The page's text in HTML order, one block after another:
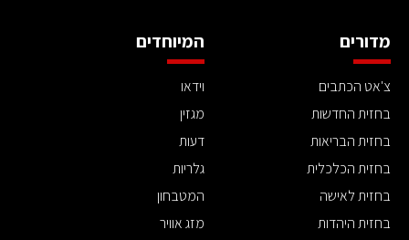
מדורים
צ'אט הכתבים
בחזית החדשות
בחזית הבריאות
בחזית הכלכלית
בחזית לאישה
בחזית היהדות
המיוחדים
וידאו
מגזין
דעות
גלריות
המטבחון
מזג אוויר